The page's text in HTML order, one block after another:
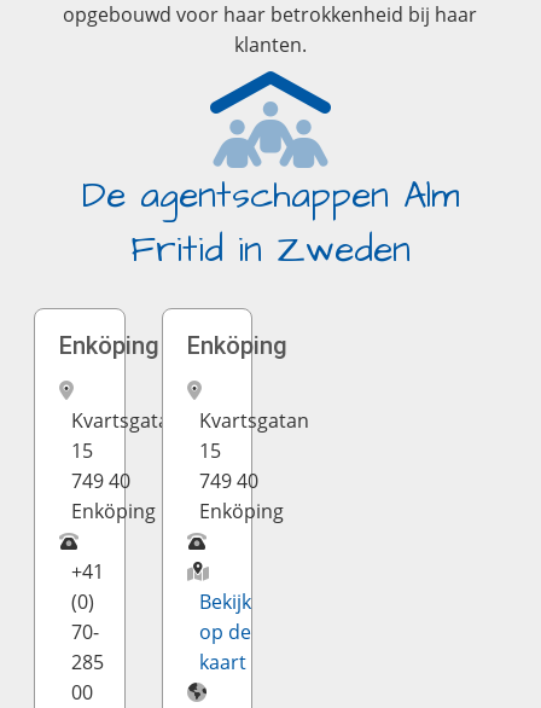
opgebouwd voor haar betrokkenheid bij haar
klanten.
De agentschappen Alm
Fritid in Zweden
Enköping
Kvartsgatan
15
749 40
Enköping
+41
(0)
70-
285
00
Enköping
Kvartsgatan
15
749 40
Enköping
Bekijk
op de
kaart